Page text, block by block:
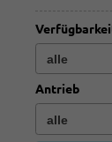
Antrieb